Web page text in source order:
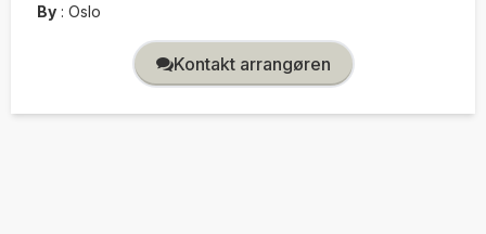
By : Oslo
Kontakt arrangøren